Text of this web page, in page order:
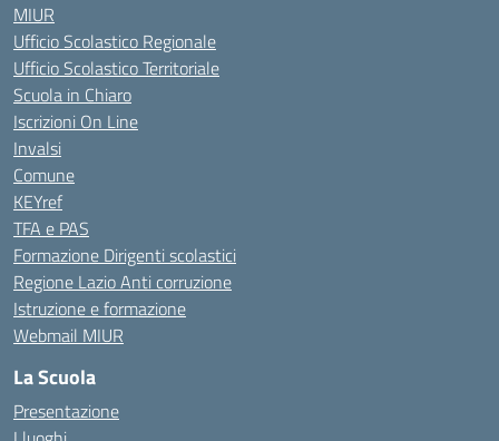
MIUR
Ufficio Scolastico Regionale
Ufficio Scolastico Territoriale
Scuola in Chiaro
Iscrizioni On Line
Invalsi
Comune
KEYref
TFA e PAS
Formazione Dirigenti scolastici
Regione Lazio Anti corruzione
Istruzione e formazione
Webmail MIUR
La Scuola
Presentazione